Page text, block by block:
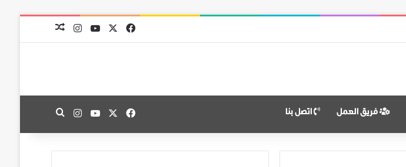
فيسبوك
‫X
‫YouTubeانستقراممقال عشوائي
فريق العمل اتصل بنا فيسبوك
‫X
‫YouTubeانستقرامبحث عن